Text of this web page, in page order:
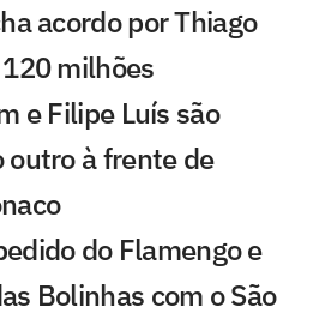
acordo por Thiago
milhões
e Filipe Luís são
outro à frente de
do Flamengo e
Bolinhas com o São